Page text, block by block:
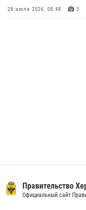
11 июня 2026, 13:23
28 июля 2026, 08:48 3
Правительство
Официальный сайт